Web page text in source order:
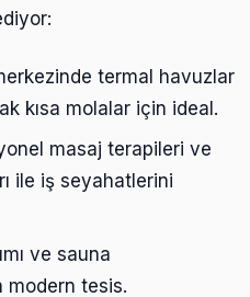
termal havuzlar
kısa molalar için ideal.
masaj terapileri ve
ile iş seyahatlerini
ve sauna
modern tesis.